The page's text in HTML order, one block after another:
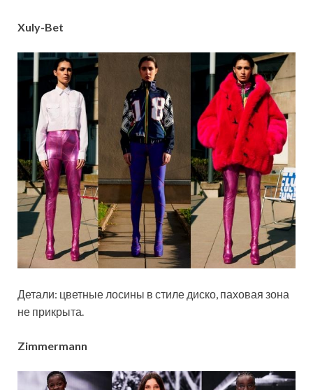
Xuly-Bet
Детали: цветные лосины в стиле диско, паховая зона
не прикрыта.
Zimmermann